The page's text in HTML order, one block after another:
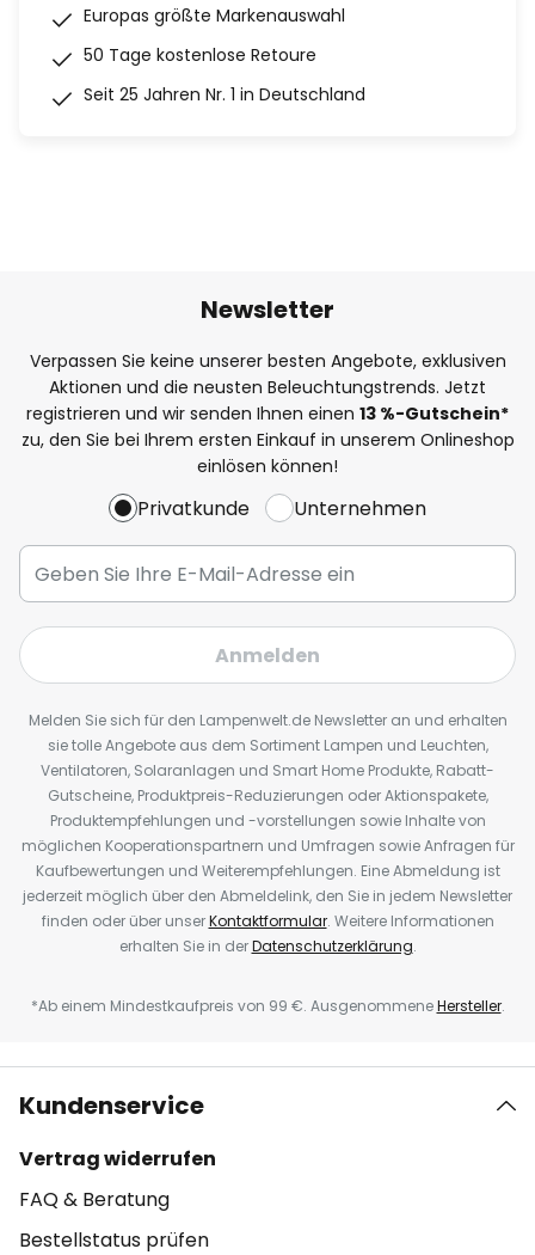
Europas größte Markenauswahl
50 Tage kostenlose Retoure
Seit 25 Jahren Nr. 1 in Deutschland
Newsletter
Verpassen Sie keine unserer besten Angebote, exklusiven
Aktionen und die neusten Beleuchtungstrends. Jetzt
registrieren und wir senden Ihnen einen 13 %-Gutschein*
zu, den Sie bei Ihrem ersten Einkauf in unserem Onlineshop
einlösen können!
Privatkunde Unternehmen
Anmelden
Melden Sie sich für den Lampenwelt.de Newsletter an und erhalten
sie tolle Angebote aus dem Sortiment Lampen und Leuchten,
Ventilatoren, Solaranlagen und Smart Home Produkte, Rabatt-
Gutscheine, Produktpreis-Reduzierungen oder Aktionspakete,
Produktempfehlungen und -vorstellungen sowie Inhalte von
möglichen Kooperationspartnern und Umfragen sowie Anfragen für
Kaufbewertungen und Weiterempfehlungen. Eine Abmeldung ist
jederzeit möglich über den Abmeldelink, den Sie in jedem Newsletter
finden oder über unserKontaktformular. Weitere Informationen
erhalten Sie in derDatenschutzerklärung.
*Ab einem Mindestkaufpreis von 99 €. AusgenommeneHersteller.
Kundenservice
Vertrag widerrufen
FAQ & Beratung
Bestellstatus prüfen